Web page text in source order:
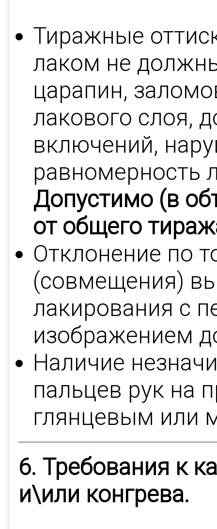
Тиражные
лаком не
царапин,
лакового слоя,
включений,
равномерность
Допустимо (в
от общего
Отклонение по
(совмещения)
лакирования с
изображением
Наличие
пальцев рук на
глянцевым или
6. Требования к
и\или конгрева.